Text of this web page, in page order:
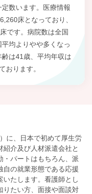
数います。医療情報
床となっており、
です。病院数は全国
均よりやや多くなっ
は41歳、平均年収は
おります。
に、日本で初めて厚生労
介及び人材派遣会社と
・パートはもちろん、派
自の就業形態である応援
たします。看護師とし
りたい方、面接や面談対